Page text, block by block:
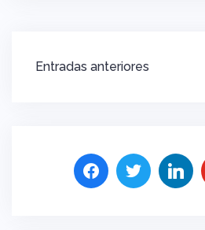
Navegación
Entradas anteriores